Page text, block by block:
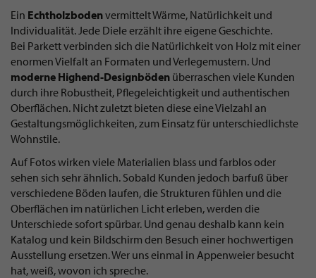
Ein Echtholzbodenvermittelt Wärme, Natürlichkeit und
Individualität. Jede Diele erzählt ihre eigene Geschichte.
Bei Parkett verbinden sich die Natürlichkeit von Holz mit einer
enormen Vielfalt an Formaten und Verlegemustern. Und
moderne Highend-Designböden überraschen viele Kunden
durch ihre Robustheit, Pflegeleichtigkeit und authentischen
Oberflächen. Nicht zuletzt bieten diese eine Vielzahl an
Gestaltungsmöglichkeiten, zum Einsatz für unterschiedlichste
Wohnstile.
Auf Fotos wirken viele Materialien blass und farblos oder
sehen sich sehr ähnlich. Sobald Kunden jedoch barfuß über
verschiedene Böden laufen, die Strukturen fühlen und die
Oberflächen im natürlichen Licht erleben, werden die
Unterschiede sofort spürbar. Und genau deshalb kann kein
Katalog und kein Bildschirm den Besuch einer hochwertigen
Ausstellung ersetzen. Wer uns einmal in Appenweier besucht
hat, weiß, wovon ich spreche.